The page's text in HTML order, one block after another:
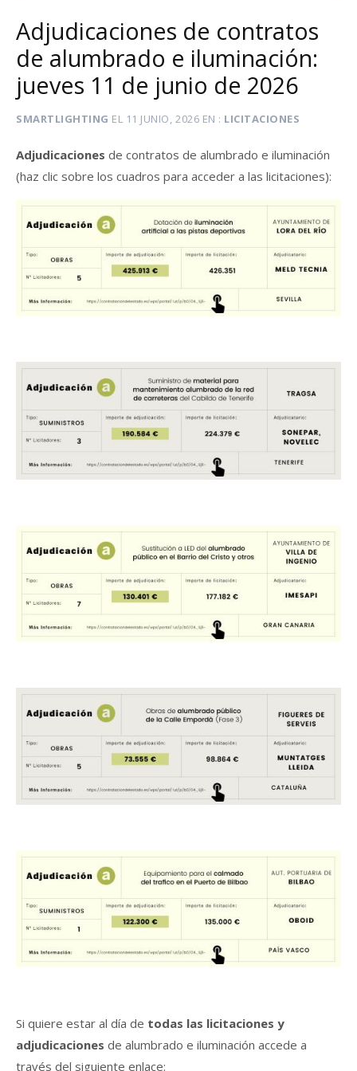
Adjudicaciones de contratos
de alumbrado e iluminación:
jueves 11 de junio de 2026
SMARTLIGHTING EL 11 JUNIO, 2026 EN LICITACIONES
Adjudicaciones de contratos de alumbrado e iluminación
(haz clic sobre los cuadros para acceder a las licitaciones):
Si quiere estar al día de todas las licitaciones y
adjudicaciones de alumbrado e iluminación accede a
través del siguiente enlace: